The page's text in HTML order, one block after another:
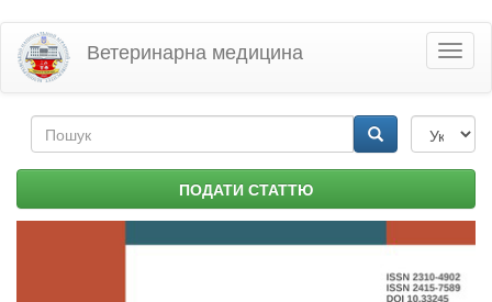
Перейти
основного
матеріалу
Ветеринарна медицина
Пошукова
форма ПОДАТИ СТАТТЮ